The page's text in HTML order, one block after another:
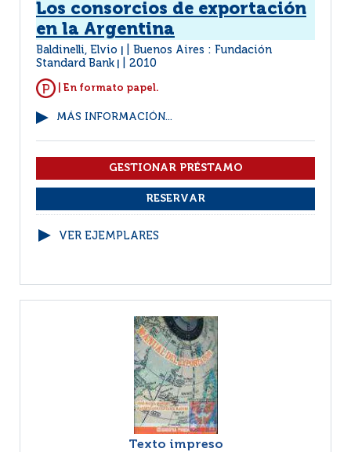
Los consorcios de exportación
en la Argentina
Baldinelli, Elvio
Buenos Aires : Fundación
Standard Bank
2010
| En formato papel.
MÁS INFORMACIÓN...
VER EJEMPLARES
Texto impreso